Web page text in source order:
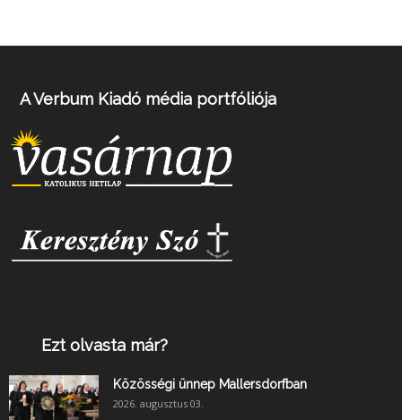
A Verbum Kiadó média portfóliója
Ezt olvasta már?
Közösségi ünnep Mallersdorfban
2026. augusztus 03.